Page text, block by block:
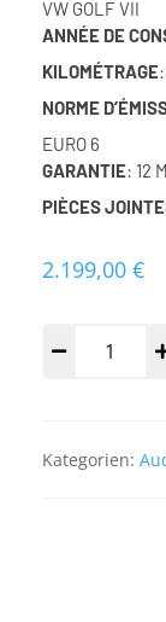
VW GOLF VII
ANNÉE DE
KILOMÉTRAGE
NORME
EURO 6
GARANTIE: 12
PIÈCES
2.199,00 €
Kategorien: